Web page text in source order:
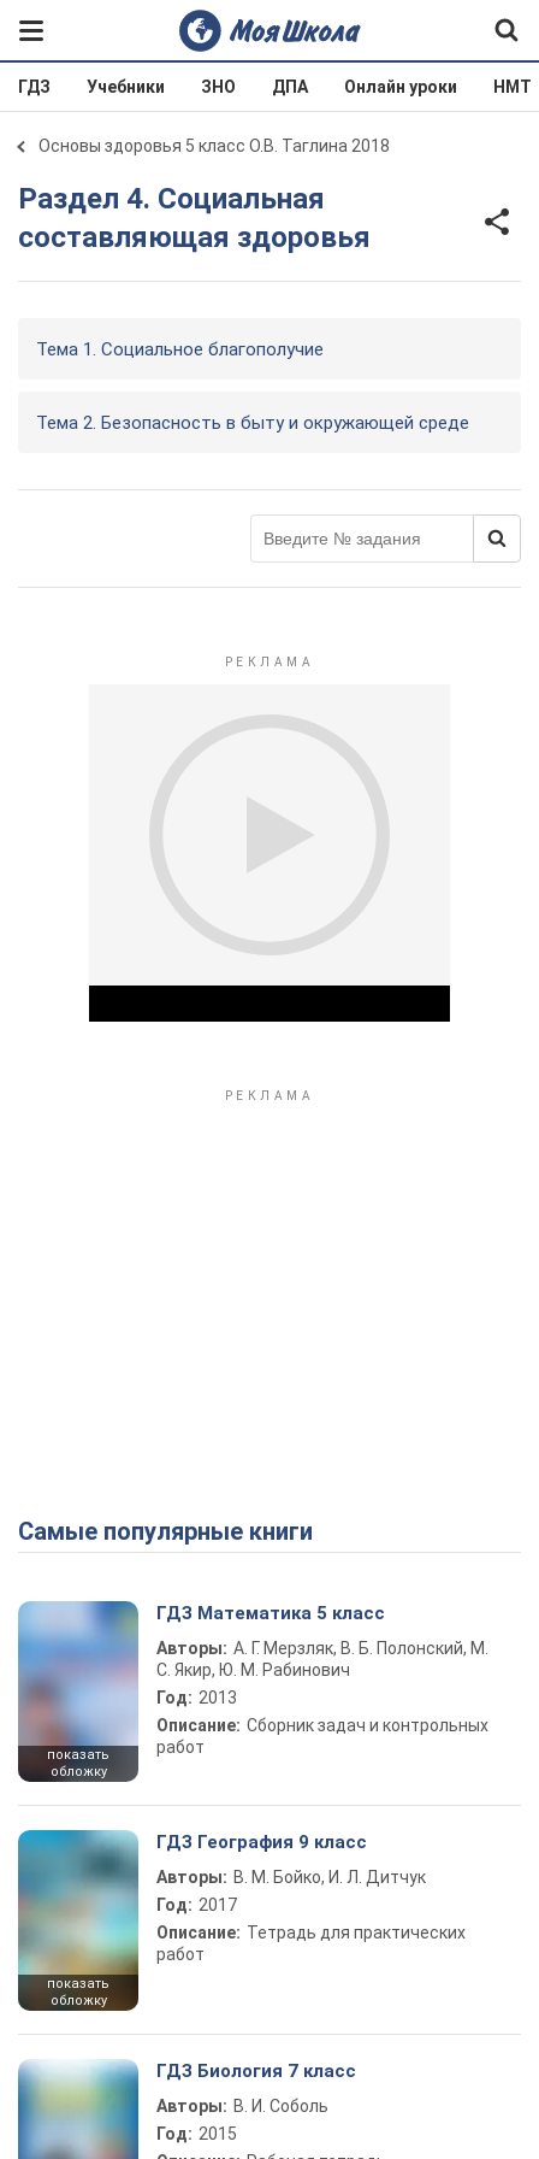
ГДЗ Учебники ЗНО ДПА Онлайн уроки НМТ
Основы здоровья 5 класс О.В. Таглина 2018
Раздел 4. Социальная
составляющая здоровья
Тема 1. Социальное благополучие
Тема 2. Безопасность в быту и окружающей среде
Самые популярные книги
показать
обложку
ГДЗ Математика 5 класс
Авторы: А. Г. Мерзляк, В. Б. Полонский, М.
С. Якир, Ю. М. Рабинович
Год: 2013
Описание: Сборник задач и контрольных
работ
показать
обложку
ГДЗ География 9 класс
Авторы: В. М. Бойко, И. Л. Дитчук
Год: 2017
Описание: Тетрадь для практических
работ
ГДЗ Биология 7 класс
Авторы: В. И. Соболь
Год: 2015